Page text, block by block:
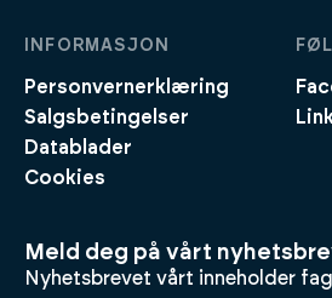
INFORMASJON
Personvernerklæring
Salgsbetingelser
Datablader
Cookies
Meld deg på vårt
Nyhetsbrevet vårt inneholder